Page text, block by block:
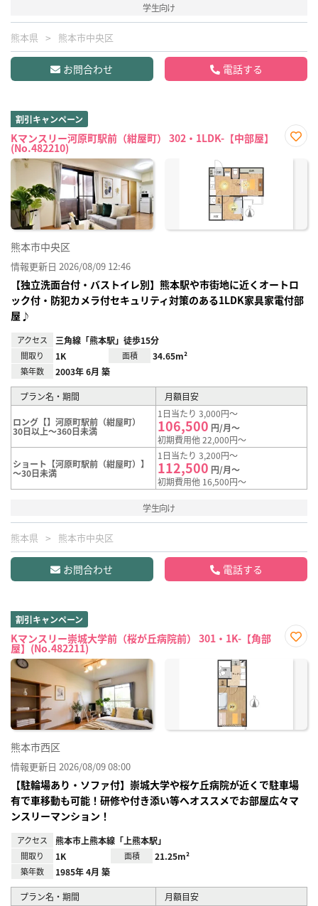
学生向け
熊本県 熊本市中央区
お問合わせ 電話する
割引キャンペーン
Kマンスリー河原町駅前（紺屋町） 302・1LDK-【中部屋】
(No.482210)
に入
熊本市中央区
情報更新日 2026/08/09 12:46
【独立洗面台付・バストイレ別】熊本駅や市街地に近くオートロ
ック付・防犯カメラ付セキュリティ対策のある1LDK家具家電付部
屋♪
アクセス 三角線「熊本駅」徒歩15分
間取り 1K 面積 34.65m²
築年数 2003年 6月 築
プラン名・期間 月額目安
ロング【】河原町駅前（紺屋町）
30日以上～360日未満
1日当たり 3,000円～
106,500 円/月～
初期費用他 22,000円～
ショート【河原町駅前（紺屋町）】
～30日未満
1日当たり 3,200円～
112,500 円/月～
初期費用他 16,500円～
学生向け
熊本県 熊本市中央区
お問合わせ 電話する
割引キャンペーン
Kマンスリー崇城大学前（桜が丘病院前） 301・1K-【角部
屋】(No.482211)
に入
熊本市西区
情報更新日 2026/08/09 08:00
【駐輪場あり・ソファ付】崇城大学や桜ケ丘病院が近くで駐車場
有で車移動も可能！研修や付き添い等へオススメでお部屋広々マ
ンスリーマンション！
アクセス 熊本市上熊本線「上熊本駅」
間取り 1K 面積 21.25m²
築年数 1985年 4月 築
プラン名・期間
月額目安